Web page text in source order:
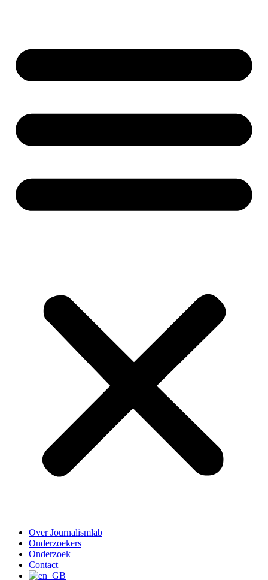
Over Journalismlab
Onderzoekers
Onderzoek
Contact